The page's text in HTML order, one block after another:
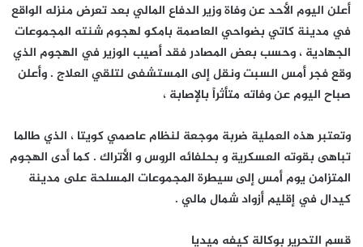
أعلن اليوم الأحد عن وفاة وزير الدفاع المالي بعد تعرض منزله الواقع
في مدينة كاتي بضواحي العاصمة بامكو لهجوم شنته المجموعات
الجهادية ، وحسب بعض المصادر فقد أصيب الوزير في الهجوم الذي
وقع فجر أمس السبت ونقل إلى المستشفى لتلقي العلاج . وأعلن
صباح اليوم عن وفاته متأثراً بالإصابة ،
وتعتبر هذه العملية ضربة موجعة لنظام عاصمي كويتا ، الذي طالما
تباهى بقوته العسكرية و بحلفائه الروس و الأتراك . كما أدى الهجوم
المتزامن يوم أمس إلى سيطرة المجموعات المسلحة على مدينة
كيدال في إقليم أزواد شمال مالي .
قسم التحرير بوكالة كيفه ميديا